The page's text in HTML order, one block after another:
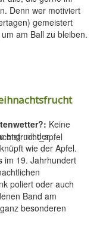
Denn wer motiviert
gemeistert
am Ball zu bleiben.
Keine
eng mit der
wie der Apfel.
im 19. Jahrhundert
poliert oder auch
Band am
besonderen